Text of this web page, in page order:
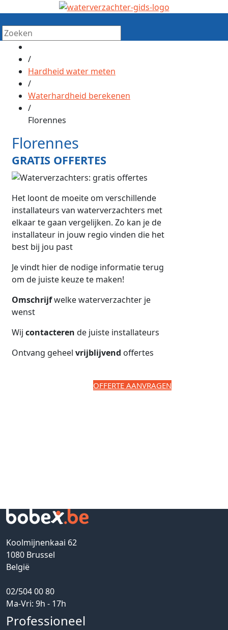
/
Hardheid water meten
/
Waterhardheid berekenen
/
Florennes
Florennes
GRATIS OFFERTES
Het loont de moeite om verschillende
installateurs van waterverzachters met
elkaar te gaan vergelijken. Zo kan je de
installateur in jouw regio vinden die het
best bij jou past
Je vindt hier de nodige informatie terug
om de juiste keuze te maken!
Omschrijfwelke waterverzachter je
wenst
Wij contacteren de juiste installateurs
Ontvang geheel vrijblijvend offertes
OFFERTE AANVRAGEN
Koolmijnenkaai 62
1080 Brussel
België
02/504 00 80
Ma-Vri: 9h - 17h
Professioneel